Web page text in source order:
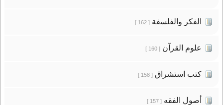
الفكر والفلسفة[ 162 ]
علوم القرآن[ 160 ]
كتب استشراق[ 158 ]
أصول الفقه[ 157 ]